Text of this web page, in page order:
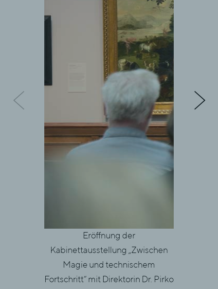
Eröffnung der
Kabinettausstellung „Zwischen
Magie und technischem
Fortschritt“ mit Direktorin Dr. Pirko